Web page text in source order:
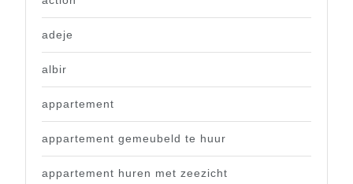
adeje
albir
appartement
appartement gemeubeld te huur
appartement huren met zeezicht